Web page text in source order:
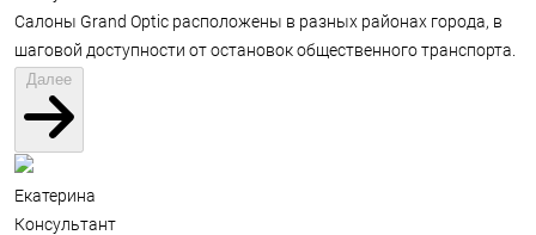
Салоны Grand Optic расположены в разных районах города, в
шаговой доступности от остановок общественного транспорта.
Далее
Екатерина
Консультант